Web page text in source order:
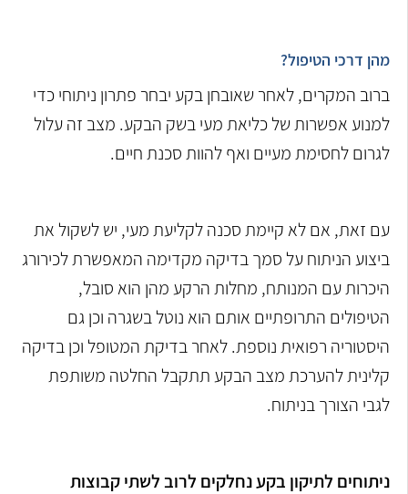
מהן דרכי הטיפול?
ברוב המקרים, לאחר שאובחן בקע יבחר פתרון ניתוחי כדי
למנוע אפשרות של כליאת מעי בשק הבקע. מצב זה עלול
לגרום לחסימת מעיים ואף להוות סכנת חיים.
עם זאת, אם לא קיימת סכנה לקליעת מעי, יש לשקול את
ביצוע הניתוח על סמך בדיקה מקדימה המאפשרת לכירורג
היכרות עם המנותח, מחלות הרקע מהן הוא סובל,
הטיפולים התרופתיים אותם הוא נוטל בשגרה וכן גם
היסטוריה רפואית נוספת. לאחר בדיקת המטופל וכן בדיקה
קלינית להערכת מצב הבקע תתקבל החלטה משותפת
לגבי הצורך בניתוח.
ניתוחים לתיקון בקע נחלקים לרוב לשתי קבוצות